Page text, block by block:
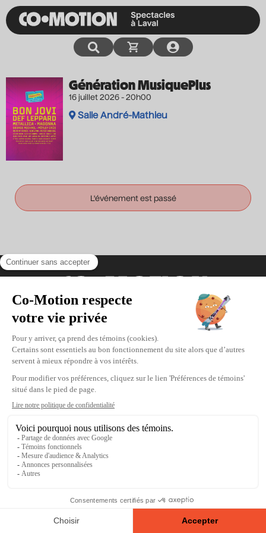
Génération MusiquePlus
16 juillet 2026 - 20h00
Salle André-Mathieu
L'événement est passé
Coordonnées
475, boul. de l’Avenir, Laval, Québec, H7N
5H9
Téléphone : 1-450-667-2040
Courriel :info@co-motion.ca
À propos de Co-Motion
Nous joindre
Politique d'achat
Modifier vos préférences de témoins